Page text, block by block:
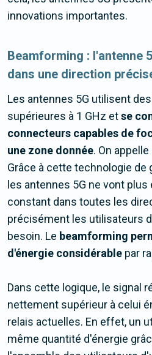
innovations importantes.
Beamforming : l'antenne
dans une direction
Les antennes 5G utilisent
supérieures à 1 GHz etse
connecteurs capables de
une zone donnée. On
Grâce à cette technologie de
les antennes 5G ne vont
constant dans toutes les
précisément les utilisateurs
besoin. Le beamforming
d'énergie considérable par
Dans cette logique, le signal
nettement supérieur à celui
relais actuelles. En effet, un
même quantité d'énergie